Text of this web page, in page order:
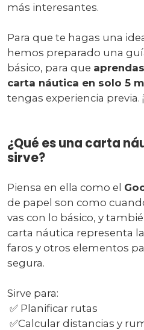
más interesantes.
Para que te hagas una
hemos preparado una
básico, para que
carta náutica en solo 5
tengas experiencia previa.
¿Qué es una carta
sirve?
Piensa en ella como el
de papel son como
vas con lo básico, y
carta náutica representa
faros y otros elementos
segura.
Sirve para:
✅ Planificar rutas
✅Calcular distancias y